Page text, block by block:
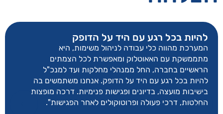
להיות בכל רגע עם היד על הדופק
המערכת מהווה כלי עבודה לניהול משימות, היא
מתממשקת עם האאוטלוק ומאפשרת לכל הצמתים
הראשיים בחברה, החל ממנהלי מחלקות ועד למנכ"ל
להיות בכל רגע עם היד על הדופק. אנחנו משתמשים בה
בישיבות מועצה, בדיונים ופגישות פנימיות. דרכה מופצות
החלטות, דרכי פעולה ופרוטוקולים לאחר הפגישות".